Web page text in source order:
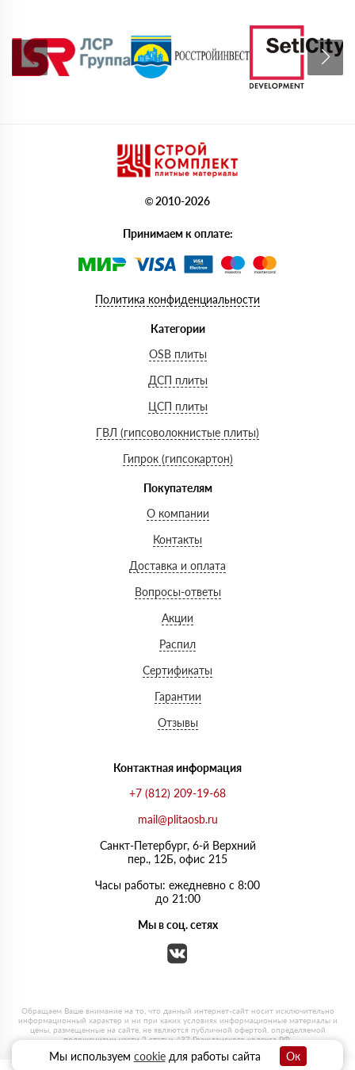
© 2010-2026
Принимаем к оплате:
Политика конфиденциальности
Категории
OSB плиты
ДСП плиты
ЦСП плиты
ГВЛ (гипсоволокнистые плиты)
Гипрок (гипсокартон)
Покупателям
О компании
Контакты
Доставка и оплата
Вопросы-ответы
Акции
Распил
Сертификаты
Гарантии
Отзывы
Контактная информация
+7 (812) 209-19-68
mail@plitaosb.ru
Санкт-Петербург, 6-й Верхний
пер., 12Б, офис 215
Часы работы: ежедневно с 8:00
до 21:00
Мы в соц. сетях
Мы используем cookieдля работы сайта Ок